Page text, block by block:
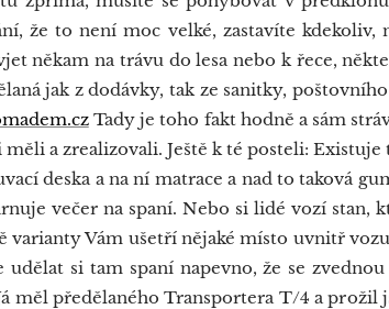
že to není moc velké, zastavíte
někam na trávu do lesa nebo k řece,
jak z dodávky, tak ze sanitky,
Tady je toho fakt hodně a sám
a zrealizovali. Ještě k té posteli: Existuje
deska a na ní matrace a nad to taková
večer na spaní. Nebo si lidé vozí stan,
varianty Vám ušetří nějaké místo uvnitř
si tam spaní napevno, že se
měl předělaného Transportera T/4 a prožil